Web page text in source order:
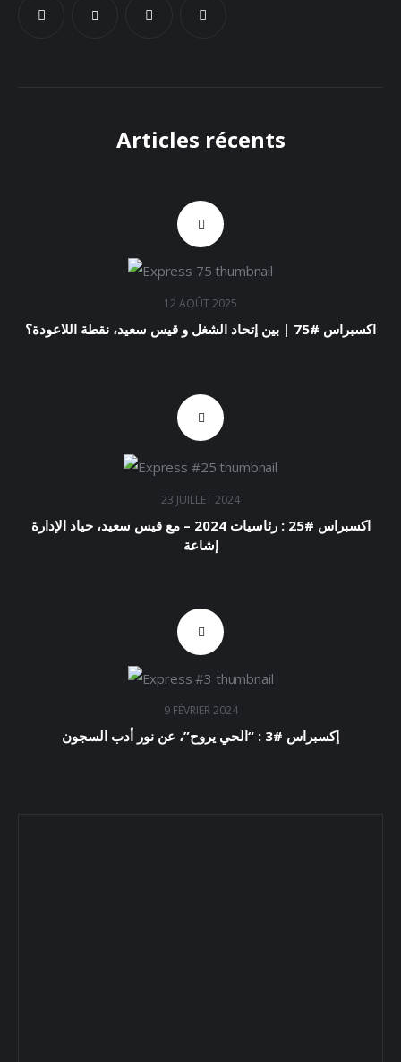
Articles récents
12 AOÛT 2025
اكسبراس #75 | بين إتحاد الشغل و قيس سعيد، نقطة اللاعودة؟
23 JUILLET 2024
اكسبراس #25 : رئاسيات 2024 – مع قيس سعيد، حياد الإدارة
إشاعة
9 FÉVRIER 2024
إكسبراس #3 : “الحي يروح”، عن نور أدب السجون